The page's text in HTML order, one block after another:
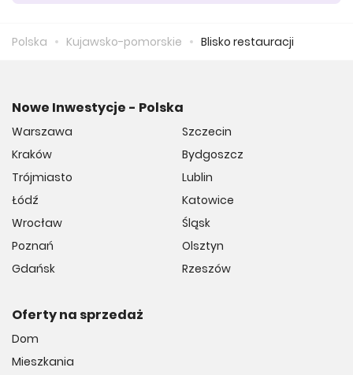
Polska Kujawsko-pomorskie Blisko restauracji
Nowe Inwestycje - Polska
Warszawa
Kraków
Trójmiasto
Łódź
Wrocław
Poznań
Gdańsk
Szczecin
Bydgoszcz
Lublin
Katowice
Śląsk
Olsztyn
Rzeszów
Oferty na sprzedaż
Dom
Mieszkania